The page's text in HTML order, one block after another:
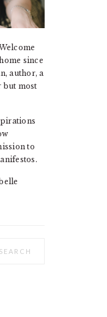
since
author, a
but most
to